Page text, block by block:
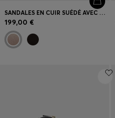
SANDALES EN CUIR SUÉDÉ AVEC MONOGRAMME DOUBLE B BRODÉ
199,00 €